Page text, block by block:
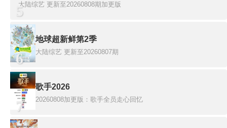
5
大陆综艺 更新至20260808期加更版
6
地球超新鲜第2季
大陆综艺 更新至20260807期
7
歌手2026
20260808加更版：歌手全员走心回忆